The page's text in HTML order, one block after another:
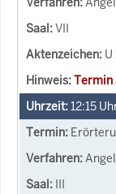
VII
Termin
12:15
III